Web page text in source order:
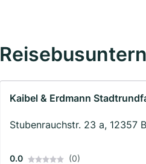
Kaibel & Erdmann
Stubenrauchstr. 23 a, 12357
0.0 (0)